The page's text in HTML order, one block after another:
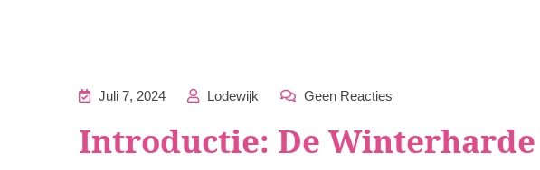
Juli 7, 2024 Lodewijk Geen Reacties
Introductie: De